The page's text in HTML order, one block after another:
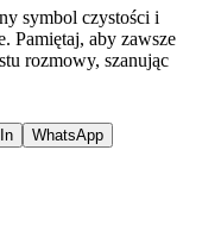
symbol czystości i
Pamiętaj, aby zawsze
rozmowy, szanując
WhatsApp